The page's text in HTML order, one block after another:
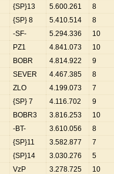
{SP}13 5.600.261 8
{SP} 8 5.410.514 8
-SF- 5.294.336 10
PZ1 4.841.073 10
BOBR 4.814.922 9
SEVER 4.467.385 8
ZLO 4.199.073 7
{SP} 7 4.116.702 9
BOBR3 3.816.253 10
-BT- 3.610.056 8
{SP}11 3.582.877 7
{SP}14 3.030.276 5
VzP 3.278.725 10